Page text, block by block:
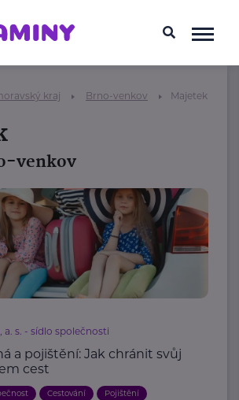
kraj Brno-venkov Majetek
venkov
s. - sídlo společnosti
a pojištění: Jak chránit svůj
cest
Cestování Pojištění